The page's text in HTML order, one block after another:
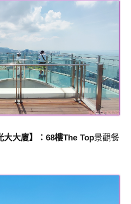
大大廈】：68樓The Top景觀餐